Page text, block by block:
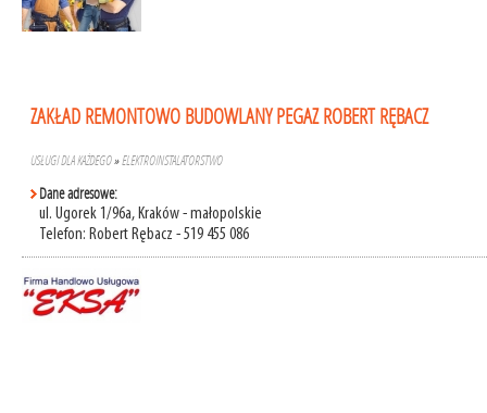
ZAKŁAD REMONTOWO BUDOWLANY PEGAZ ROBERT RĘBACZ
USŁUGI DLA KAŻDEGO»ELEKTROINSTALATORSTWO
Dane adresowe:
ul. Ugorek 1/96a, Kraków - małopolskie
Telefon: Robert Rębacz - 519 455 086